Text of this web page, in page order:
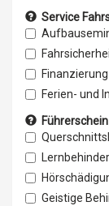
B1
B
Klasse B /
Klasse B78
Klasse B96
Klasse BE
C1
C
D1
D
Service
Ferien- und
Simulator
Sehtest
Erste Hilfe
Fahreignung
Geistige